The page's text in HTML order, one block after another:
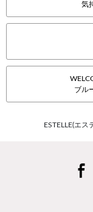
気
ブル
ESTELLE(エ